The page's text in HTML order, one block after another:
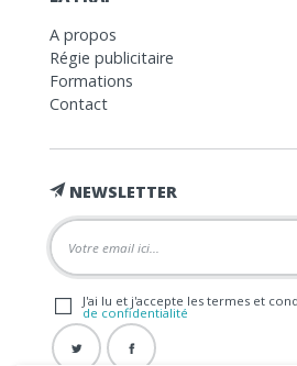
A propos
Régie publicitaire
Formations
Contact
NEWSLETTER
J'ai lu et j'accepte les termes et
de confidentialité